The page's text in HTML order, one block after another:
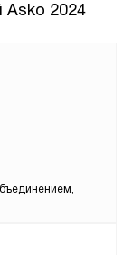
Asko 2024